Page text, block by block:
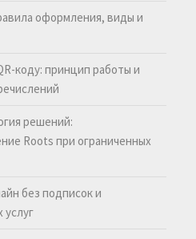
оформления, виды и
коду: принцип работы и
решений:
Roots при ограниченных
без подписок и